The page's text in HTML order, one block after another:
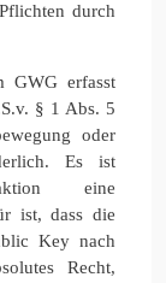
durch
GWG erfasst
§ 1 Abs. 5
oder
Es ist
eine
ist, dass die
Key nach
Recht,